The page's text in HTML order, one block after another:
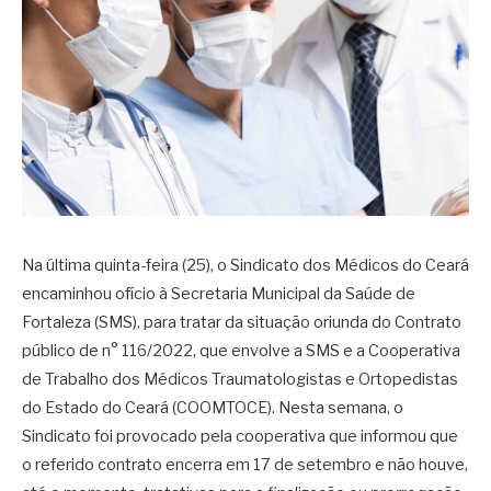
Na última quinta-feira (25), o Sindicato dos Médicos do Ceará
encaminhou ofício à Secretaria Municipal da Saúde de
Fortaleza (SMS), para tratar da situação oriunda do Contrato
público de n° 116/2022, que envolve a SMS e a Cooperativa
de Trabalho dos Médicos Traumatologistas e Ortopedistas
do Estado do Ceará (COOMTOCE). Nesta semana, o
Sindicato foi provocado pela cooperativa que informou que
o referido contrato encerra em 17 de setembro e não houve,